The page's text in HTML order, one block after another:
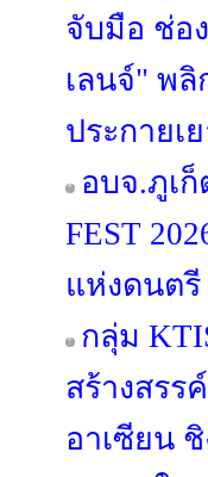
จับมือ ช่อ
เลนจ์" พลิ
ประกายเ
อบจ.ภูเ
FEST
แห่งดนต
กลุ่ม
สร้างสร
อาเซียน